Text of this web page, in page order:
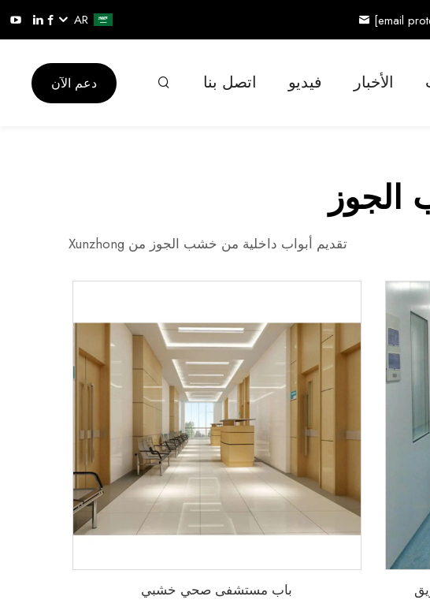
[email
AR
الأخبار فيديو اتصل بنا دعم الآن
تقديم أبواب داخلية من خشب الجوز من Xunzhong
باب مستشفى صحي خشبي